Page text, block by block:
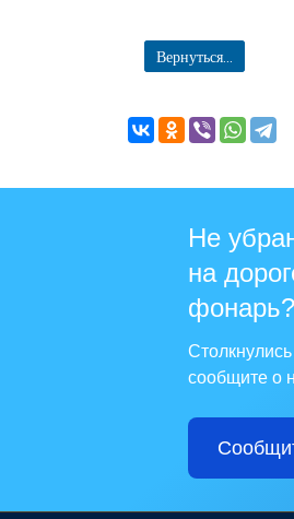
Вернуться...
Не
на
фонарь?
сообщите о